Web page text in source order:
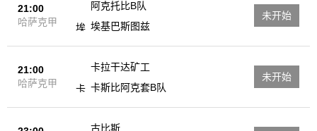
21:00
哈萨克甲
阿克托比B队
埃基巴斯图兹
未开始
21:00
哈萨克甲
卡拉干达矿工
卡斯比阿克套B队
未开始
古比斯